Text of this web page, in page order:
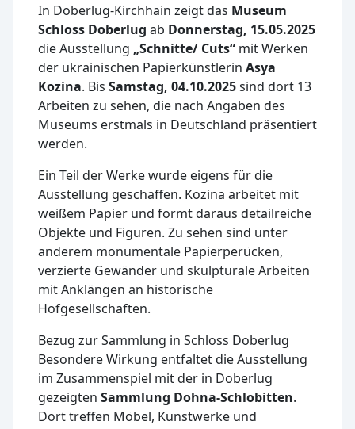
In Doberlug-Kirchhain zeigt das Museum
Schloss Doberlug ab Donnerstag, 15.05.2025
die Ausstellung „Schnitte/ Cuts“ mit Werken
der ukrainischen Papierkünstlerin Asya
Kozina. Bis Samstag, 04.10.2025sind dort 13
Arbeiten zu sehen, die nach Angaben des
Museums erstmals in Deutschland präsentiert
werden.
Ein Teil der Werke wurde eigens für die
Ausstellung geschaffen. Kozina arbeitet mit
weißem Papier und formt daraus detailreiche
Objekte und Figuren. Zu sehen sind unter
anderem monumentale Papierperücken,
verzierte Gewänder und skulpturale Arbeiten
mit Anklängen an historische
Hofgesellschaften.
Bezug zur Sammlung in Schloss Doberlug
Besondere Wirkung entfaltet die Ausstellung
im Zusammenspiel mit der in Doberlug
gezeigten Sammlung Dohna-Schlobitten.
Dort treffen Möbel, Kunstwerke und